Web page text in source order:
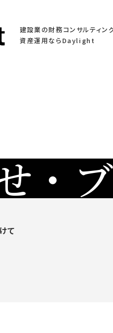
建設業の財務コンサルティン
資産運用ならDaylight
・
て